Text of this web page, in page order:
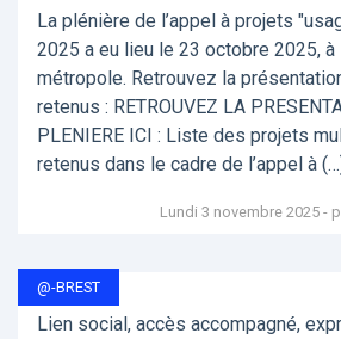
La plénière de l’appel à projets
2025 a eu lieu le 23 octobre 2025, à
métropole. Retrouvez la
retenus : RETROUVEZ LA
PLENIERE ICI : Liste des projets
retenus dans le cadre de l’appel à
Lundi 3 novembre 2025 -
@-BREST
Lien social, accès accompagné,